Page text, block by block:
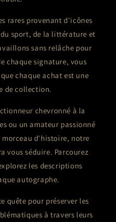
rares provenant d'icônes
sport, de la littérature et
sans relâche pour
chaque signature, vous
chaque achat est une
de collection.
chevronné à la
ou un amateur passionné
morceau d'histoire, notre
vous séduire. Parcourez
les descriptions
autographe.
quête pour préserver les
à travers leurs